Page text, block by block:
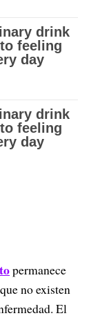
permanece
no existen
El